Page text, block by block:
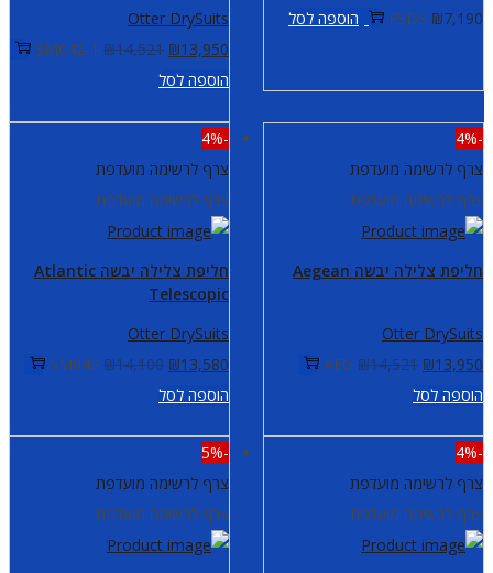
FSDS ₪7,190 הוספה לסל
Otter DrySuits
SM042-1₪14,521
המחיר
המקורי
₪13,950
הוספה לסל
-4%
צרף לרשימה מועדפת
צרף לרשימה מועדפת
חליפת צלילה יבשה Aegean
Otter DrySuits
AEG ₪14,521
המחיר
המקורי
₪13,950
המחיר
הוספה לסל
-4%
צרף לרשימה מועדפת
צרף לרשימה מועדפת
חליפת צלילה יבשה Atlantic
Telescopic
Otter DrySuits
SM042₪14,100
המחיר
המקורי
₪13,580
המחיר
הוספה לסל
-4%
צרף לרשימה מועדפת
צרף לרשימה מועדפת
-5%
צרף לרשימה מועדפת
צרף לרשימה מועדפת